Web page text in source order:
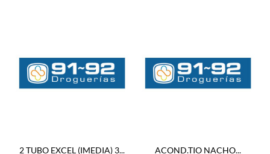
2 TUBO EXCEL (IMEDIA) 3... ACOND.TIO NACHO...